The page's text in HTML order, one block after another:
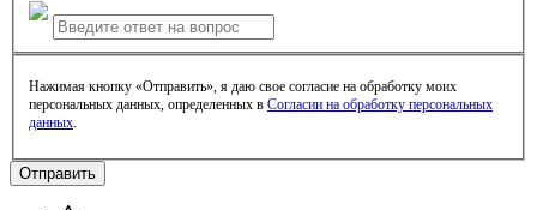
Нажимая кнопку «Отправить», я даю свое согласие на обработку моих
персональных данных, определенных в Согласии на обработку персональных
данных